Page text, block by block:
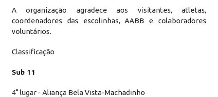
A organização agradece aos visitantes, atletas,
coordenadores das escolinhas, AABB e colaboradores
voluntários.
Classificação
Sub 11
4° lugar - Aliança Bela Vista-Machadinho